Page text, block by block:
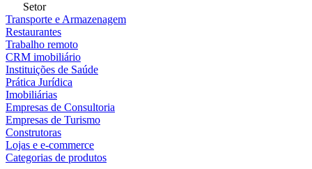
Setor
Transporte e Armazenagem
Restaurantes
Trabalho remoto
CRM imobiliário
Instituições de Saúde
Prática Jurídica
Imobiliárias
Empresas de Consultoria
Empresas de Turismo
Construtoras
Lojas e e-commerce
Categorias de produtos